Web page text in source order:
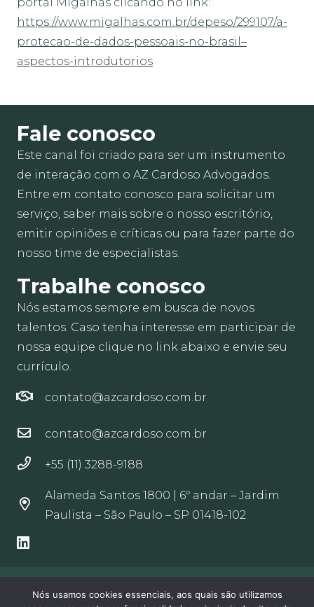
portal Migalhas clicando no link:
https://www.migalhas.com.br/depeso/299107/a-
protecao-de-dados-pessoais-no-brasil–
aspectos-introdutorios
Fale conosco
Este canal foi criado para ser um instrumento
de interação com o AZ Cardoso Advogados.
Entre em contato conosco para solicitar um
serviço, saber mais sobre o nosso escritório,
emitir opiniões e críticas ou para fazer parte do
nosso time de especialistas.
Trabalhe conosco
Nós estamos sempre em busca de novos
talentos. Caso tenha interesse em participar de
nossa equipe clique no link abaixo e envie seu
currículo.
contato@azcardoso.com.br
contato@azcardoso.com.br
+55 (11) 3288-9188
Alameda Santos 1800 | 6º andar – Jardim
Paulista – São Paulo – SP 01418-102
© Azevedo Cardoso Andrade Sociedade de
Nós usamos cookies essenciais, aos quais são utilizamos